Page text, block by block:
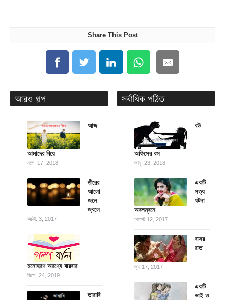
Share This Post
আরও গল্প
আজ
আমাদের বিয়ে
নভে. 17, 2018
তীরের
আলো
জলে
জ্বলে
অক্টো. 3, 2017
মনোহরণ অরণ্যে বারবার
ডিসে. 24, 2019
তারাবি
সর্বাধিক পঠিত
বউ
অফিসের বস
জানু. 23, 2018
একটি
সত্য
ঘটনা
অবলম্বনে
আগস্ট 12, 2017
বাসর
রাত
জুন 17, 2017
একটি
ভাই ও